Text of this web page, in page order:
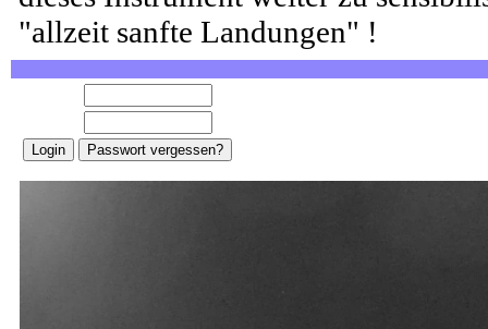
"allzeit sanfte Landungen" !